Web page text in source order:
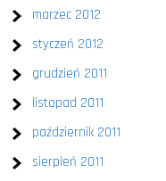
marzec 2012
styczeń 2012
grudzień 2011
listopad 2011
październik 2011
sierpień 2011